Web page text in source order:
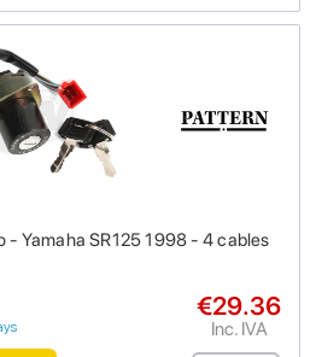
- Yamaha SR125 1998 - 4 cables
€29.36
Inc. IVA